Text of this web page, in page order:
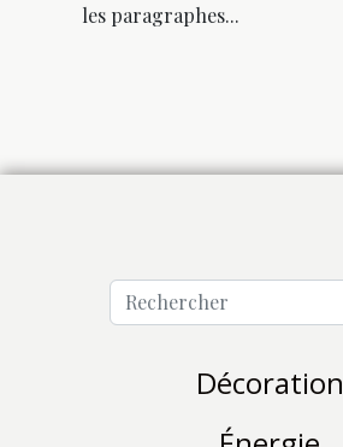
les paragraphes...
Décoration